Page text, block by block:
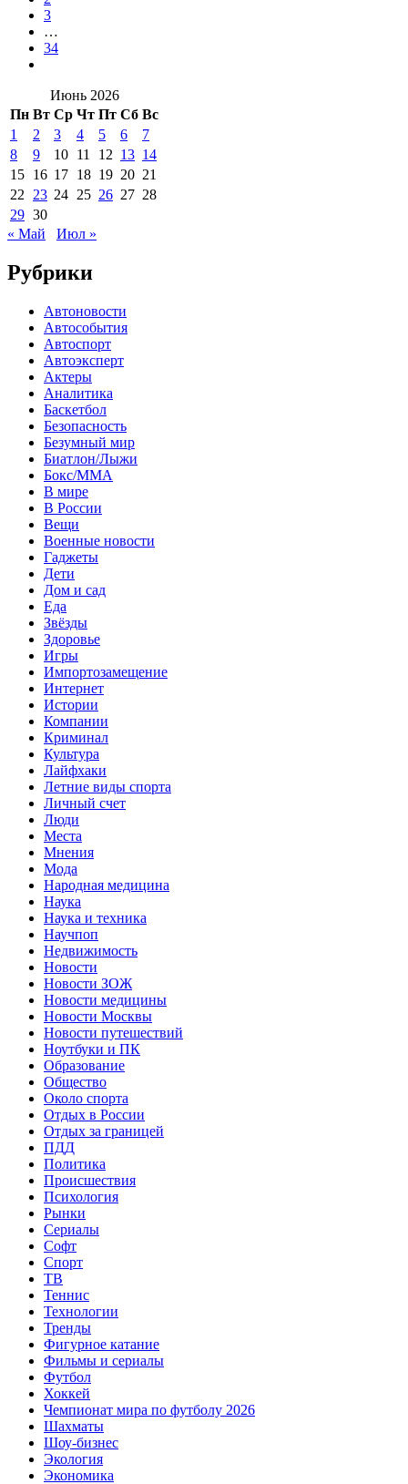
3
…
34
Июнь 2026
Пн Вт Ср Чт Пт Сб Вс
1
2 3 4 5 6
7
8
9 10 11 12 13 14
15 16 17 18 19 20 21
22
23 24 25 26 27 28
29 30
« Май
Июл »
Рубрики
Автоновости
Автособытия
Автоспорт
Автоэксперт
Актеры
Аналитика
Баскетбол
Безопасность
Безумный мир
Биатлон/Лыжи
Бокс/MMA
В мире
В России
Вещи
Военные новости
Гаджеты
Дети
Дом и сад
Еда
Звёзды
Здоровье
Игры
Импортозамещение
Интернет
Истории
Компании
Криминал
Культура
Лайфхаки
Летние виды спорта
Личный счет
Люди
Места
Мнения
Мода
Народная медицина
Наука
Наука и техника
Научпоп
Недвижимость
Новости
Новости ЗОЖ
Новости медицины
Новости Москвы
Новости путешествий
Ноутбуки и ПК
Образование
Общество
Около спорта
Отдых в России
Отдых за границей
ПДД
Политика
Происшествия
Психология
Рынки
Сериалы
Софт
Спорт
ТВ
Теннис
Технологии
Тренды
Фигурное катание
Фильмы и сериалы
Футбол
Хоккей
Чемпионат мира по футболу 2026
Шахматы
Шоу-бизнес
Экология
Экономика